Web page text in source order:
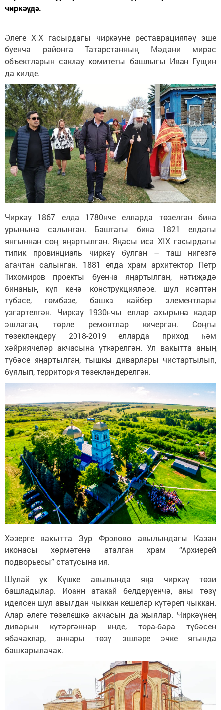
чиркәүдә.
Әлеге XIX гасырдагы чиркәүне реставрацияләү эше
буенча районга Татарстанның Мәдәни мирас
объектларын саклау комитеты башлыгы Иван Гущин
да килде.
Чиркәү 1867 елда 1780нче елларда төзелгән бина
урынына салынган. Баштагы бина 1821 елдагы
янгыннан соң яңартылган. Яңасы исә XIX гасырдагы
типик провинциаль чиркәү булган – таш нигезгә
агачтан салынган. 1881 елда храм архитектор Петр
Тихомиров проекты буенча яңартылган, нәтиҗәдә
бинаның күп кенә конструкцияләре, шул исәптән
түбәсе, гөмбәзе, башка кайбер элементлары
үзгәртелгән. Чиркәү 1930нчы еллар ахырына кадәр
эшләгән, төрле ремонтлар кичергән. Соңгы
төзекләндерү 2018-2019 елларда приход һәм
хәйриячеләр акчасына үткәрелгән. Ул вакытта аның
түбәсе яңартылган, тышкы диварлары чистартылып,
буялып, территория төзекләндерелгән.
Хәзерге вакытта Зур Фролово авылындагы Казан
иконасы хөрмәтенә аталган храм “Архиерей
подворьесы” статусына ия.
Шулай ук Күшке авылында яңа чиркәү төзи
башладылар. Иоанн атакай белдерүенчә, аны төзү
идеясен шул авылдан чыккан кешеләр күтәреп чыккан.
Алар әлеге төзелешкә акчасын да җыялар. Чиркәүнең
диварын күтәргәннәр инде, тора-бара түбәсен
ябачаклар, аннары төзү эшләре эчке ягында
башкарылачак.